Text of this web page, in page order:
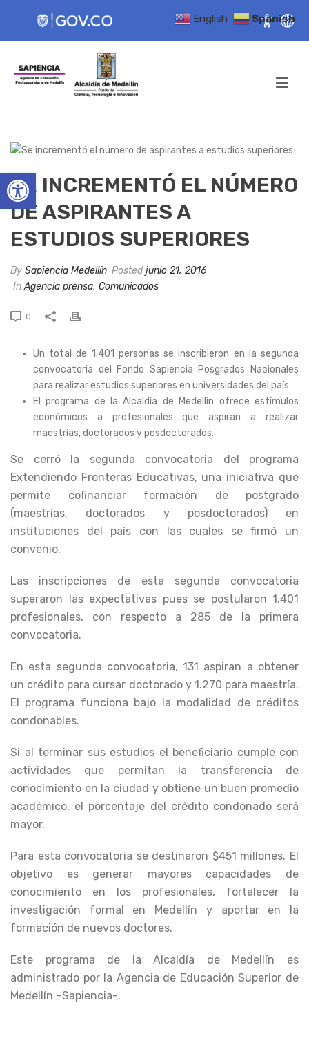
Open toolbar
SE INCREMENTÓ EL NÚMERO
DE ASPIRANTES A
ESTUDIOS SUPERIORES
By Sapiencia Medellín Postedjunio 21, 2016
InAgencia prensa, Comunicados
0
Un total de 1.401 personas se inscribieron en la segunda
convocatoria del Fondo Sapiencia Posgrados Nacionales
para realizar estudios superiores en universidades del país.
El programa de la Alcaldía de Medellín ofrece estímulos
económicos a profesionales que aspiran a realizar
maestrías, doctorados y posdoctorados.
Se cerró la segunda convocatoria del programa
Extendiendo Fronteras Educativas, una iniciativa que
permite cofinanciar formación de postgrado
(maestrías, doctorados y posdoctorados) en
instituciones del país con las cuales se firmó un
convenio.
Las inscripciones de esta segunda convocatoria
superaron las expectativas pues se postularon 1.401
profesionales, con respecto a 285 de la primera
convocatoria.
En esta segunda convocatoria, 131 aspiran a obtener
un crédito para cursar doctorado y 1.270 para maestría.
El programa funciona bajo la modalidad de créditos
condonables.
Si al terminar sus estudios el beneficiario cumple con
actividades que permitan la transferencia de
conocimiento en la ciudad y obtiene un buen promedio
académico, el porcentaje del crédito condonado será
mayor.
Para esta convocatoria se destinaron $451 millones. El
objetivo es generar mayores capacidades de
conocimiento en los profesionales, fortalecer la
investigación formal en Medellín y aportar en la
formación de nuevos doctores.
Este programa de la Alcaldía de Medellín es
administrado por la Agencia de Educación Superior de
Medellín –Sapiencia-.
English Spanish